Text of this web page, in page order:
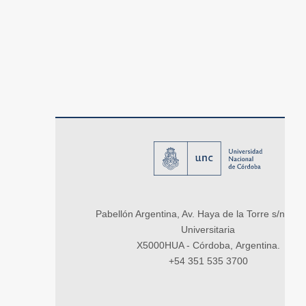
Pabellón Argentina, Av. Haya de la Torre s/n,
Universitaria
X5000HUA - Córdoba, Argentina.
+54 351 535 3700